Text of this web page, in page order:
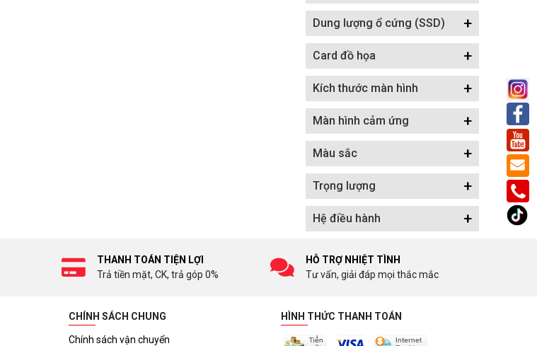
Dung lượng ổ cứng (SSD) +
Card đồ họa +
Kích thước màn hình +
Màn hình cảm ứng +
Màu sắc +
Trọng lượng +
Hệ điều hành +
THANH TOÁN TIỆN LỢI
Trả tiền mặt, CK, trả góp 0%
HỖ TRỢ NHIỆT TÌNH
Tư vấn, giải đáp mọi thắc mắc
CHÍNH SÁCH CHUNG
Chính sách vận chuyển
HÌNH THỨC THANH TOÁN